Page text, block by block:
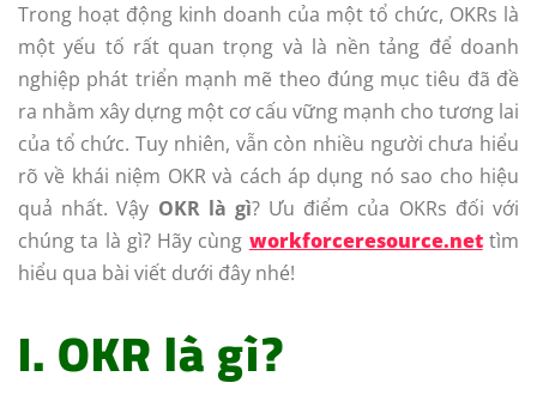
Trong hoạt động kinh doanh của một tổ chức, OKRs là
một yếu tố rất quan trọng và là nền tảng để doanh
nghiệp phát triển mạnh mẽ theo đúng mục tiêu đã đề
ra nhằm xây dựng một cơ cấu vững mạnh cho tương lai
của tổ chức. Tuy nhiên, vẫn còn nhiều người chưa hiểu
rõ về khái niệm OKR và cách áp dụng nó sao cho hiệu
quả nhất. Vậy OKR là gì? Ưu điểm của OKRs đối với
chúng ta là gì? Hãy cùng workforceresource.nettìm
hiểu qua bài viết dưới đây nhé!
I. OKR là gì?